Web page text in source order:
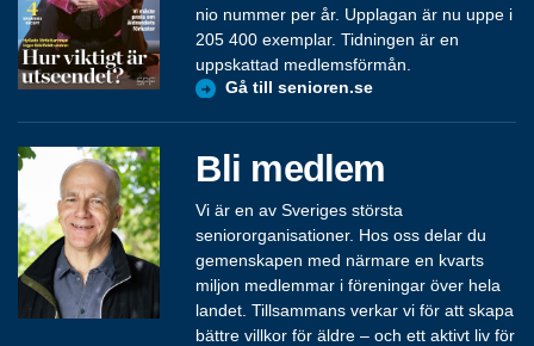
nio nummer per år. Upplagan är nu uppe i
205 400 exemplar. Tidningen är en
uppskattad medlemsförmån.
Gå till senioren.se
Bli medlem
Vi är en av Sveriges största
seniororganisationer. Hos oss delar du
gemenskapen med närmare en kvarts
miljon medlemmar i föreningar över hela
landet. Tillsammans verkar vi för att skapa
bättre villkor för äldre – och ett aktivt liv för